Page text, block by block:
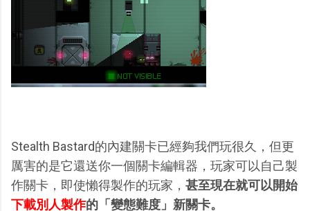
Stealth Bastard的內建關卡已經夠我們玩很久，但更
厲害的是它還送你一個關卡編輯器，玩家可以自己製
作關卡，即使懶得製作的玩家， 甚至現在就可以開始
下載別人製作的「變態難度」新關卡。